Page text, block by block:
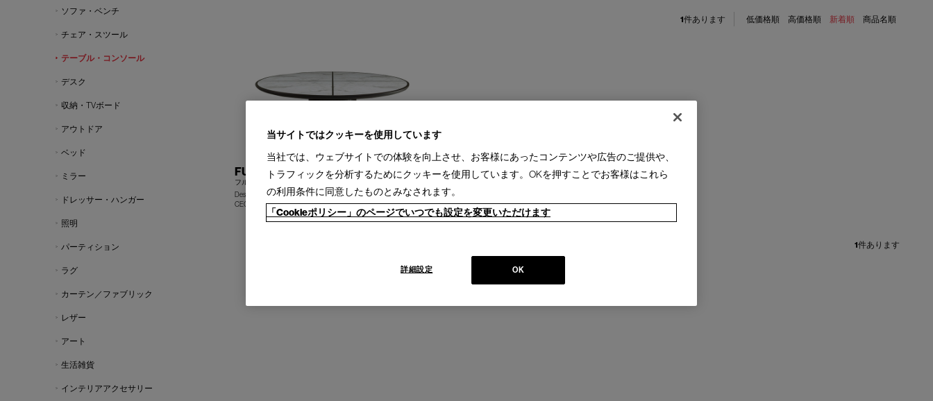
低価格順 高価格順 新着順 商品名順
1件あります
FULL table
フル テーブル
Design : ROBERTO LAZZERONI
CECCOTTI COLLEZIONI
+
1件あります
ソファ・ベンチ
チェア・スツール
テーブル・コンソール
デスク
収納・TVボード
アウトドア
ベッド
ミラー
ドレッサー・ハンガー
照明
パーティション
ラグ
カーテン／ファブリック
レザー
アート
生活雑貨
インテリアアクセサリー
当サイトではクッキーを使用しています
当社では、ウェブサイトでの体験を向上させ、お客様にあったコンテンツや広告のご提供や、
トラフィックを分析するためにクッキーを使用しています。OKを押すことでお客様はこれら
の利用条件に同意したものとみなされます。
「Cookieポリシー」のページでいつでも設定を変更いただけます
OK
詳細設定